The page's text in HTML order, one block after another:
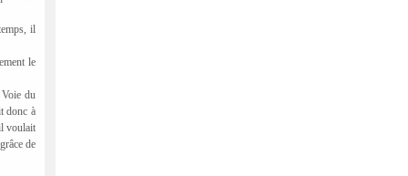
il
le
du
donc à
voulait
de